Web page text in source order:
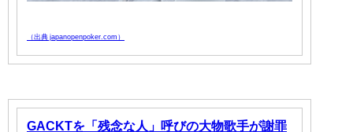
（出典 japanopenpoker.com）
GACKTを「残念な人」呼びの大物歌手が謝罪